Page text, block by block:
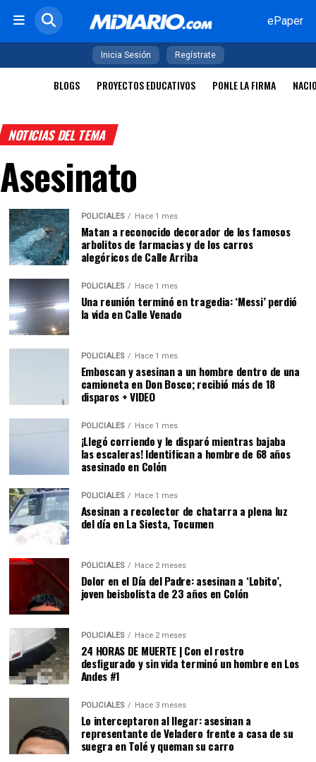
ePaper
Inicia Sesión Regístrate
BLOGS PROYECTOS EDUCATIVOS PONLE LA FIRMA
NOTICIAS DEL TEMA
Asesinato
POLICIALES Hace 1 mes
Matan a reconocido decorador de los famosos
arbolitos de farmacias y de los carros
alegóricos de Calle Arriba
POLICIALES Hace 1 mes
Una reunión terminó en tragedia: ‘Messi’ perdió
la vida en Calle Venado
POLICIALES Hace 1 mes
Emboscan y asesinan a un hombre dentro de una
camioneta en Don Bosco; recibió más de 18
disparos + VIDEO
POLICIALES Hace 1 mes
¡Llegó corriendo y le disparó mientras bajaba
las escaleras! Identifican a hombre de 68 años
asesinado en Colón
POLICIALES Hace 1 mes
Asesinan a recolector de chatarra a plena luz
del día en La Siesta, Tocumen
POLICIALES Hace 2 meses
Dolor en el Día del Padre: asesinan a ‘Lobito’,
joven beisbolista de 23 años en Colón
POLICIALES Hace 2 meses
24 HORAS DE MUERTE | Con el rostro
desfigurado y sin vida terminó un hombre en Los
Andes #1
POLICIALES Hace 3 meses
Lo interceptaron al llegar: asesinan a
representante de Veladero frente a casa de su
suegra en Tolé y queman su carro